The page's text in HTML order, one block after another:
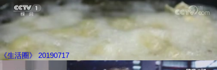
《生活圈》 20190717